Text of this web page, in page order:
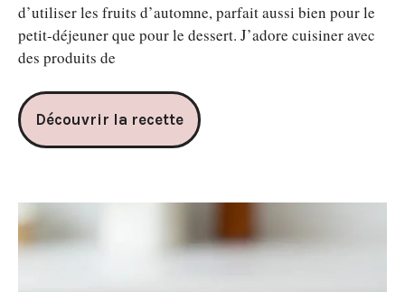
d’utiliser les fruits d’automne, parfait aussi bien pour le
petit-déjeuner que pour le dessert. J’adore cuisiner avec
des produits de
Découvrir la recette